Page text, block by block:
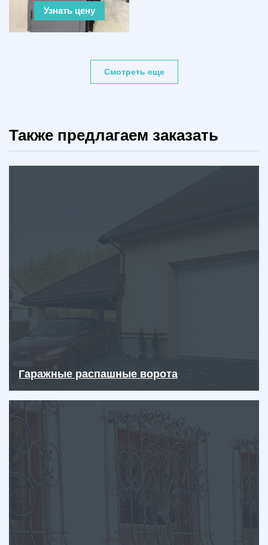
Узнать цену
Смотреть еще
Также предлагаем заказать
Гаражные распашные ворота